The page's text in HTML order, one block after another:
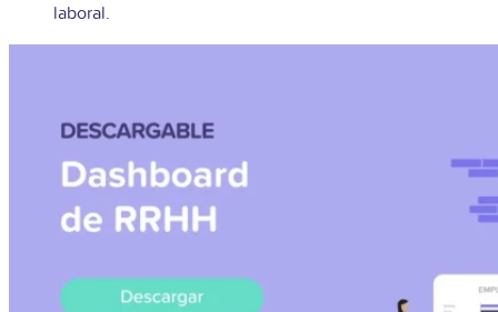
laboral.